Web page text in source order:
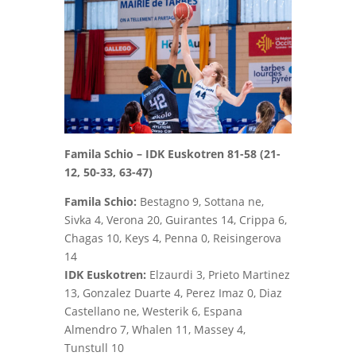
Famila Schio – IDK Euskotren 81-58 (21-
12, 50-33, 63-47)
Famila Schio: Bestagno 9, Sottana ne,
Sivka 4, Verona 20, Guirantes 14, Crippa 6,
Chagas 10, Keys 4, Penna 0, Reisingerova
14
IDK Euskotren: Elzaurdi 3, Prieto Martinez
13, Gonzalez Duarte 4, Perez Imaz 0, Diaz
Castellano ne, Westerik 6, Espana
Almendro 7, Whalen 11, Massey 4,
Tunstull 10